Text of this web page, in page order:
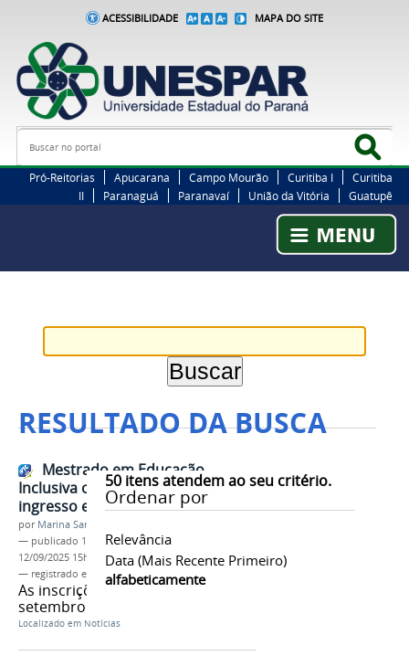
ACESSIBILIDADE MAPA DO SITE
Busca
Pró-Reitorias Apucarana Campo Mourão Curitiba I
Curitiba
II
Paranaguá Paranavaí União da Vitória Guatupê
RESULTADO DA BUSCA
50itens atendem ao seu critério.
Ordenar por
Relevância
Data (mais Recente Primeiro)
alfabeticamente
Mestrado em Educação
Inclusiva oferta 86 vagas para
ingresso em 2026
por Marina Santos Daum
— publicado 12/09/2025—última modificação
12/09/2025 15h57
— registrado em:
profei, inscrições mestrado
As inscrições seguem até 29 de
setembro
Localizado em Notícias